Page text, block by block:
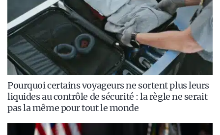
Pourquoi certains voyageurs ne sortent plus leurs
liquides au contrôle de sécurité : la règle ne serait
pas la même pour tout le monde